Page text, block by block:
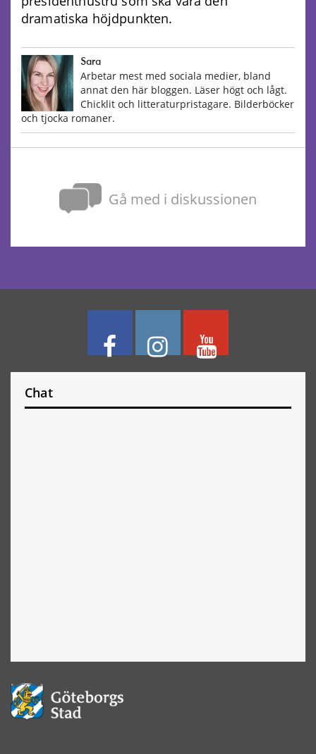
dramatiska höjdpunkten.
Sara
Arbetar mest med sociala medier, bland
annat den här bloggen. Läser högt och lågt.
Chicklit och litteraturpristagare. Bilderböcker
och tjocka romaner.
Gå med i diskussionen
Chat